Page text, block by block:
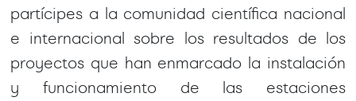
partícipes a la comunidad científica nacional
e internacional sobre los resultados de los
proyectos que han enmarcado la instalación
y funcionamiento de las estaciones